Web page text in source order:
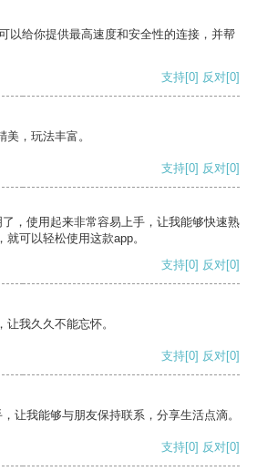
以给你提供最高速度和安全性的连接，并帮
支持[0] 反对[0]
，玩法丰富。
支持[0] 反对[0]
，使用起来非常容易上手，让我能够快速熟
可以轻松使用这款app。
支持[0] 反对[0]
我久久不能忘怀。
支持[0] 反对[0]
让我能够与朋友保持联系，分享生活点滴。
支持[0] 反对[0]